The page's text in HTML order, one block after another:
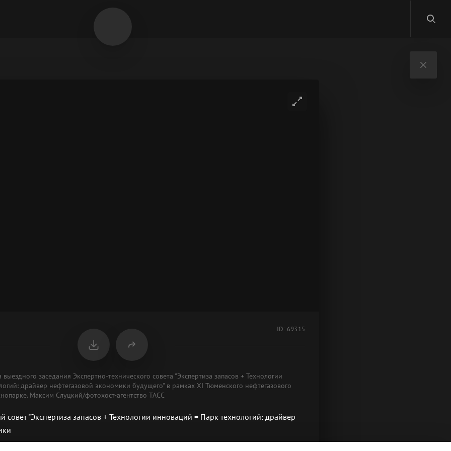
ID: 69315
заседания Экспертно-технического совета "Экспертиза запасов + Технологии
драйвер нефтегазовой экономики будущего" в рамках XI Тюменского нефтегазового
Максим Слуцкий/фотохост-агентство ТАСС
совет "Экспертиза запасов + Технологии инноваций = Парк технологий: драйвер